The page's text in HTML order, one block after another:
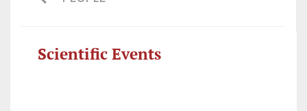
Scientific Events